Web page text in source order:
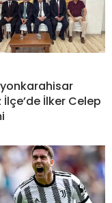
İlçe’de İlker Celep